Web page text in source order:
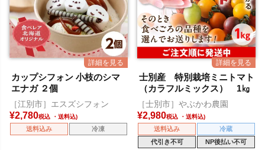
カップシフォン 小枝のシマ
エナガ ２個
［江別市］エスズシフォン
¥2,780税込
送料込み 冷凍
士別産 特別栽培ミニトマト
（カラフルミックス） 1㎏
［士別市］やぶかわ農園
¥2,980税込
送料込み
冷蔵
代引き不可
NP後払い不可